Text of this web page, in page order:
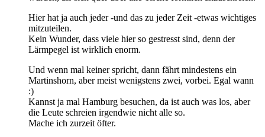
Hier hat ja auch jeder -und das zu jeder Zeit -etwas wichtiges
mitzuteilen.
Kein Wunder, dass viele hier so gestresst sind, denn der
Lärmpegel ist wirklich enorm.
Und wenn mal keiner spricht, dann fährt mindestens ein
Martinshorn, aber meist wenigstens zwei, vorbei. Egal wann
:)
Kannst ja mal Hamburg besuchen, da ist auch was los, aber
die Leute schreien irgendwie nicht alle so.
Mache ich zurzeit öfter.